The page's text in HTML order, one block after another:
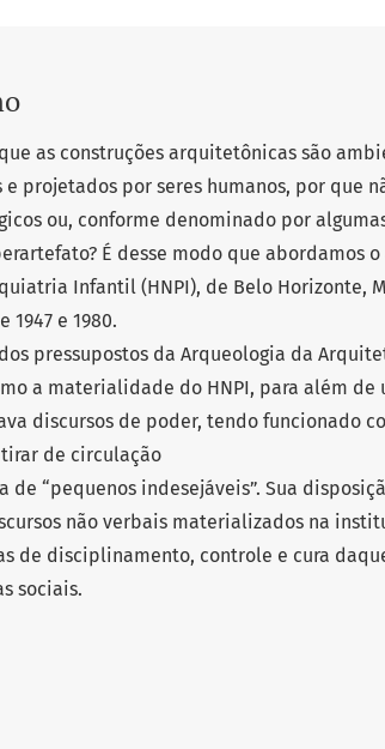
as construções arquitetônicas são
e projetados por seres humanos, por que
ou, conforme denominado por
É desse modo que abordamos
Infantil (HNPI), de Belo Horizonte,
1947 e 1980.
pressupostos da Arqueologia da
a materialidade do HNPI, para além
discursos de poder, tendo funcionado
de circulação
de “pequenos indesejáveis”. Sua
não verbais materializados na
de disciplinamento, controle e cura
sociais.